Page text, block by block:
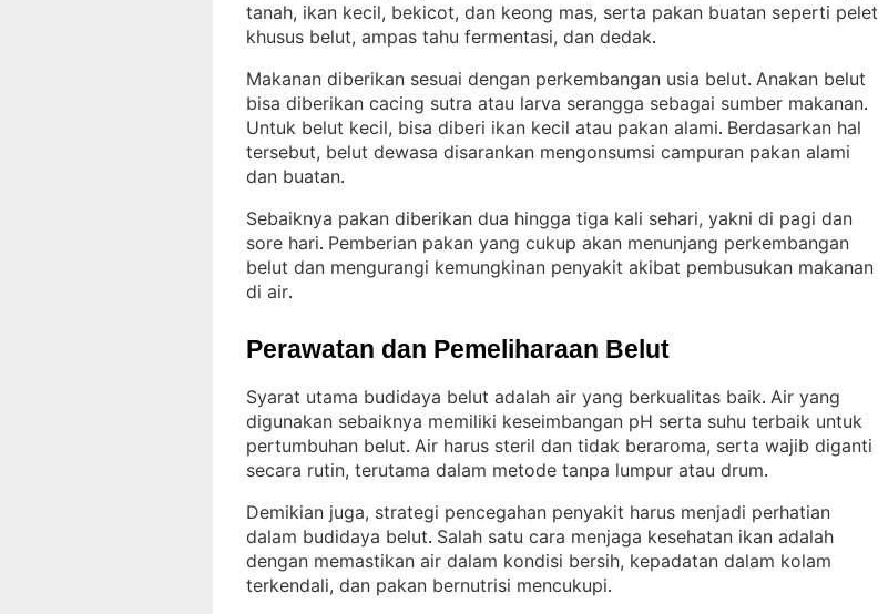
tanah, ikan kecil, bekicot, dan keong mas, serta pakan buatan seperti pelet
khusus belut, ampas tahu fermentasi, dan dedak.
Makanan diberikan sesuai dengan perkembangan usia belut. Anakan belut
bisa diberikan cacing sutra atau larva serangga sebagai sumber makanan
Untuk belut kecil, bisa diberi ikan kecil atau pakan alami. Berdasarkan hal
tersebut, belut dewasa disarankan mengonsumsi campuran pakan alami
dan buatan.
Sebaiknya pakan diberikan dua hingga tiga kali sehari, yakni di pagi dan
sore hari. Pemberian pakan yang cukup akan menunjang perkembangan
belut dan mengurangi kemungkinan penyakit akibat pembusukan makanan
di air.
Perawatan dan Pemeliharaan Belut
Syarat utama budidaya belut adalah air yang berkualitas baik. Air yang
digunakan sebaiknya memiliki keseimbangan pH serta suhu terbaik untuk
pertumbuhan belut. Air harus steril dan tidak beraroma, serta wajib diganti
secara rutin, terutama dalam metode tanpa lumpur atau drum.
Demikian juga, strategi pencegahan penyakit harus menjadi perhatian
dalam budidaya belut. Salah satu cara menjaga kesehatan ikan adalah
dengan memastikan air dalam kondisi bersih, kepadatan dalam kolam
terkendali, dan pakan bernutrisi mencukupi.